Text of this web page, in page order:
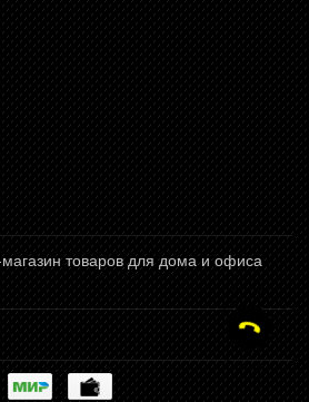
товаров для дома и офиса